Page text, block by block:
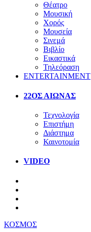
Θέατρο
Μουσική
Χορός
Μουσεία
Σινεμά
Βιβλίο
Εικαστικά
Τηλεόραση
ENTERTAINMENT
22ΟΣ ΑΙΩΝΑΣ
Τεχνολογία
Επιστήμη
Διάστημα
Καινοτομία
VIDEO
ΚΟΣΜΟΣ